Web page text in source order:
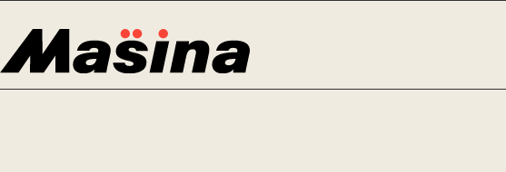
content